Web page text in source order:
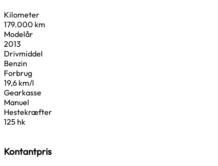
Kilometer
179.000 km
Modelår
2013
Drivmiddel
Benzin
Forbrug
19,6 km/l
Gearkasse
Manuel
Hestekræfter
125 hk
Kontantpris